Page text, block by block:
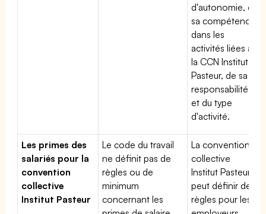
d'autonomie, de
sa compétence
dans les
activités liées à
la CCN Institut
Pasteur, de sa
responsabilité
et du type
d'activité.
Les primes des
salariés pour la
convention
collective
Institut Pasteur
Le code du travail
ne définit pas de
règles ou de
minimum
concernant les
La convention
collective
Institut Pasteur
peut définir des
règles pour les